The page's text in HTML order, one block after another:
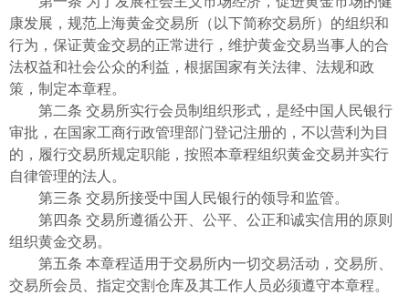
康发展，规范上海黄金交易所（以下简称交易所）的组织和
行为，保证黄金交易的正常进行，维护黄金交易当事人的合
法权益和社会公众的利益，根据国家有关法律、法规和政
策，制定本章程。
第二条 交易所实行会员制组织形式，是经中国人民银行
审批，在国家工商行政管理部门登记注册的，不以营利为目
的，履行交易所规定职能，按照本章程组织黄金交易并实行
自律管理的法人。
第三条 交易所接受中国人民银行的领导和监管。
第四条 交易所遵循公开、公平、公正和诚实信用的原则
组织黄金交易。
第五条 本章程适用于交易所内一切交易活动，交易所、
交易所会员、指定交割仓库及其工作人员必须遵守本章程。